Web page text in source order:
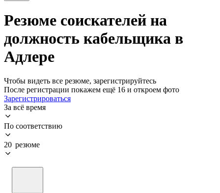
Резюме соискателей на
должность кабельщика в
Адлере
Чтобы видеть все резюме, зарегистрируйтесь
После регистрации покажем ещё 16 и откроем фото
Зарегистрироваться
За всё время
По соответствию
20 резюме